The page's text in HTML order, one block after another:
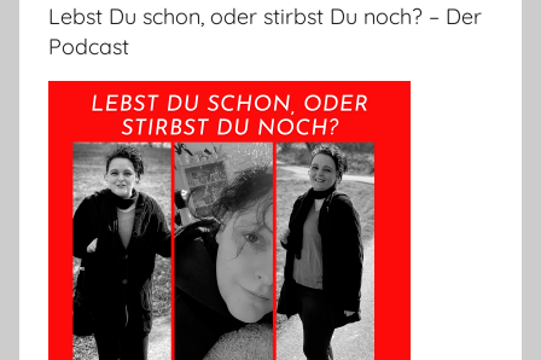
Lebst Du schon, oder stirbst Du noch? – Der
Podcast